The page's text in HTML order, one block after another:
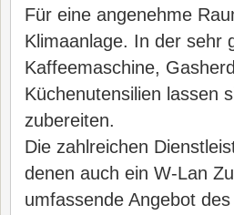
Für eine angenehme
Klimaanlage. In der sehr
Kaffeemaschine,
Küchenutensilien lassen
zubereiten.
Die zahlreichen
denen auch ein W-Lan
umfassende Angebot